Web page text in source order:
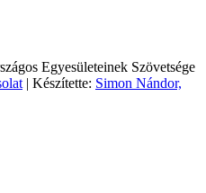
Egyesületeinek Szövetsége
| Készítette: Simon Nándor,